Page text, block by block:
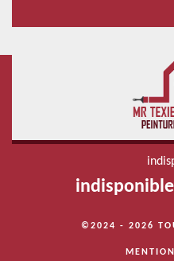
indisponible
©2024 - 2026